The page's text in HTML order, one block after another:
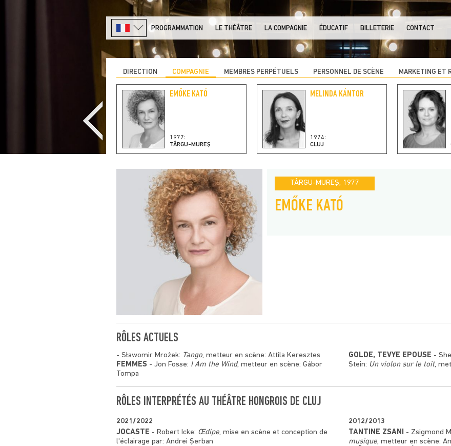
PROGRAMMATION LE THÉÂTRE LA COMPAGNIE ÉDUCATIF BILLETERIE CONTACT
DIRECTION COMPAGNIE MEMBRES PERPÉTUELS PERSONNEL DE SCÈNE MARKETING ET
EMŐKE KATÓ
1977:
TÂRGU-MUREŞ
MELINDA KÁNTOR
1974:
CLUJ
TÂRGU-MUREŞ, 1977
EMŐKE KATÓ
RÔLES ACTUELS
- Sławomir Mrożek: Tango, metteur en scène: Attila Keresztes
FEMMES - Jon Fosse: I Am the Wind, metteur en scène: Gábor
Tompa
GOLDE, TEVYE ÉPOUSE -
Stein: Un violon sur le toit,
RÔLES INTERPRÉTÉS AU THÉÂTRE HONGROIS DE CLUJ
2021/2022
JOCASTE - Robert Icke: Œdipe, mise en scène et conception de
l'éclairage par: Andrei Șerban
2012/2013
TANTINE ZSANI
- Zsigmond
musique, metteur en scène: